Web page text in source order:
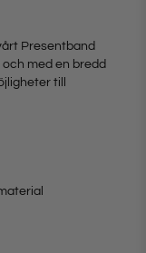
Presentband
med en bredd
till